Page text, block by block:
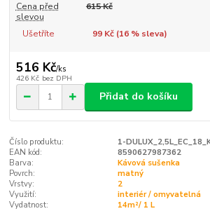
Cena před
slevou
615 Kč
Ušetříte 99 Kč (16% sleva)
516 Kč/ks
426 Kč bez DPH
Přidat do košíku
Číslo produktu:
1-
EAN kód:
8590627987362
Barva:
Kávová sušenka
Povrch:
matný
Vrstvy:
2
Využití:
interiér / omyvatelná
Vydatnost:
14m²/ 1 L